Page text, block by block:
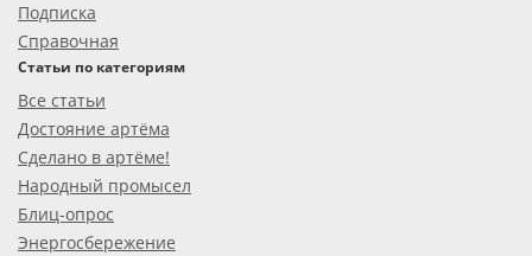
Подписка
Справочная
Статьи по категориям
Все статьи
Достояние артёма
Сделано в артёме!
Народный промысел
Блиц-опрос
Энергосбережение